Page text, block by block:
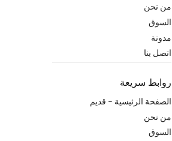
من نحن
السوق
مدونة
اتصل بنا
روابط سريعة
الصفحة الرئيسية – قدیم
من نحن
السوق